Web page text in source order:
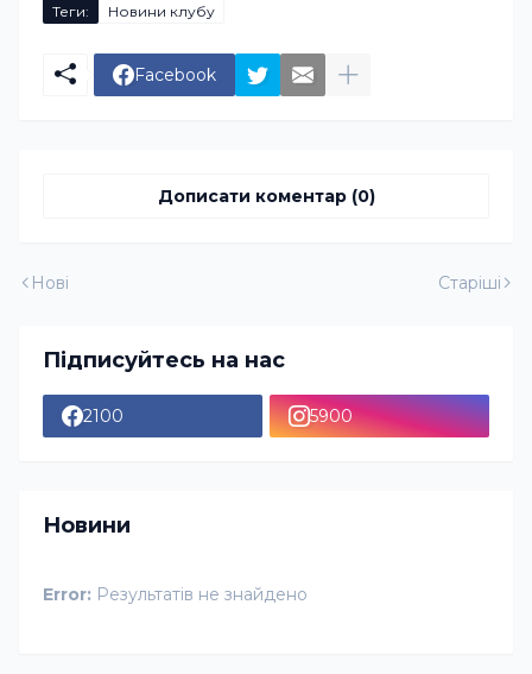
Теги: Новини клубу
Facebook
Дописати коментар (0)
Нові Старіші
Підписуйтесь на нас
2100 5900
Новини
Error: Результатів не знайдено